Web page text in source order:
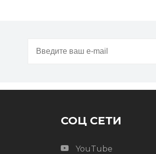
СОЦ СЕТИ
YouTube